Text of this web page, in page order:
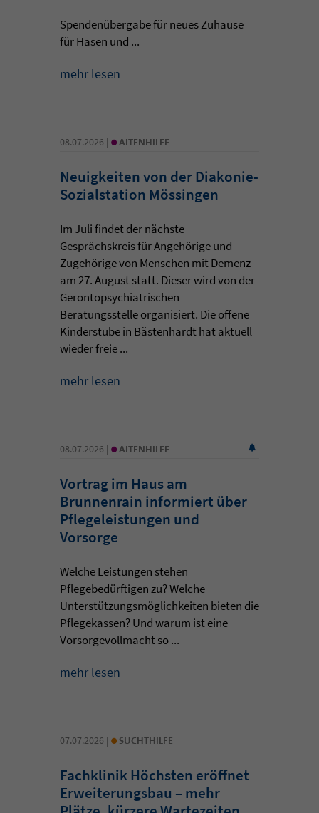
Spendenübergabe für neues Zuhause
für Hasen und ...
mehr lesen
08.07.2026 | • ALTENHILFE
Neuigkeiten von der Diakonie-
Sozialstation Mössingen
Im Juli findet der nächste
Gesprächskreis für Angehörige und
Zugehörige von Menschen mit Demenz
am 27. August statt. Dieser wird von der
Gerontopsychiatrischen
Beratungsstelle organisiert. Die offene
Kinderstube in Bästenhardt hat aktuell
wieder freie ...
mehr lesen
08.07.2026 | • ALTENHILFE
Vortrag im Haus am
Brunnenrain informiert über
Pflegeleistungen und
Vorsorge
Welche Leistungen stehen
Pflegebedürftigen zu? Welche
Unterstützungsmöglichkeiten bieten die
Pflegekassen? Und warum ist eine
Vorsorgevollmacht so ...
mehr lesen
07.07.2026 | • SUCHTHILFE
Fachklinik Höchsten eröffnet
Erweiterungsbau – mehr